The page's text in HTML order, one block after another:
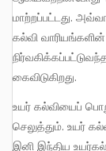
மாற்றப்பட்டது.
கல்வி வாரியங்களின்
கைவிடுகிறது.
உயர் கல்வியைப் பொறுத்தவரை, அதில் ஒன்றிய அரசே ஆதிக்கம்
செலுத்தும். உயர்
இனி இந்திய